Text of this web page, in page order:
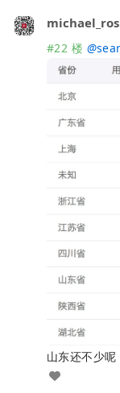
#22 楼 @
山东还不少呢